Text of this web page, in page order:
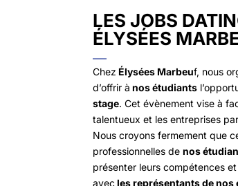
LES JOBS
ÉLYSÉES
Chez Élysées Marbeuf, nous
d’offrir à nos étudiants
stage. Cet évènement vise à
talentueux et les entreprises
Nous croyons fermement que
professionnelles denos
présenter leurs compétences
avecles représentants de